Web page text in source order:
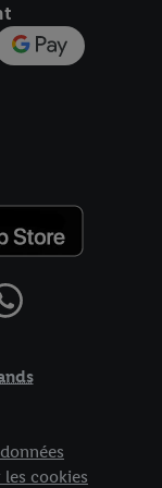
les cookies
protection des